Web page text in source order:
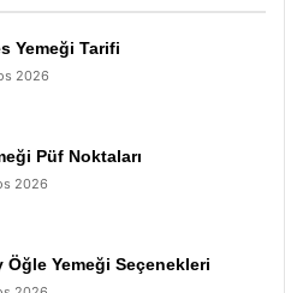
Yemeği Tarifi
2026
Püf Noktaları
2026
Öğle Yemeği Seçenekleri